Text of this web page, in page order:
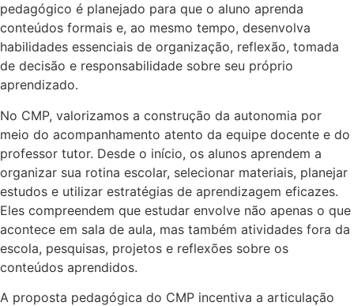
pedagógico é planejado para que o aluno aprenda
conteúdos formais e, ao mesmo tempo, desenvolva
habilidades essenciais de organização, reflexão, tomada
de decisão e responsabilidade sobre seu próprio
aprendizado.
No CMP, valorizamos a construção da autonomia por
meio do acompanhamento atento da equipe docente e do
professor tutor. Desde o início, os alunos aprendem a
organizar sua rotina escolar, selecionar materiais, planejar
estudos e utilizar estratégias de aprendizagem eficazes.
Eles compreendem que estudar envolve não apenas o que
acontece em sala de aula, mas também atividades fora da
escola, pesquisas, projetos e reflexões sobre os
conteúdos aprendidos.
A proposta pedagógica do CMP incentiva a articulação